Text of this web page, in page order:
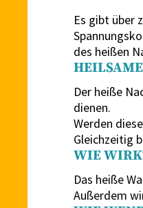
Es gibt über
des heißen
Der heiße
dienen.
Werden
Gleichzeitig
WIE
Das heiße
Außerdem